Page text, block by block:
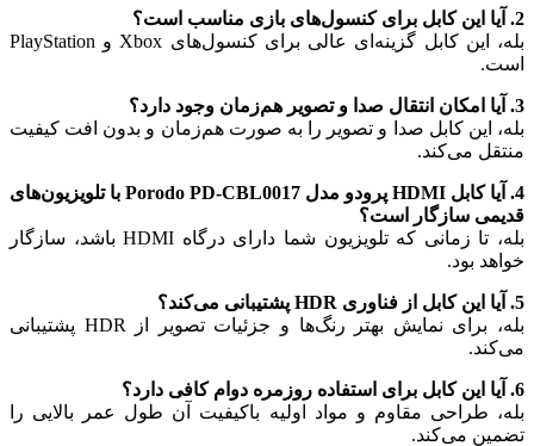
2. آیا این کابل برای کنسول‌های بازی مناسب است؟
بله، این کابل گزینه‌ای عالی برای کنسول‌های Xbox و PlayStation
است.
3. آیا امکان انتقال صدا و تصویر هم‌زمان وجود دارد؟
بله، این کابل صدا و تصویر را به صورت هم‌زمان و بدون افت کیفیت
منتقل می‌کند.
4. آیا کابل HDMI پرودو مدل Porodo PD-CBL0017 با تلویزیون‌های
قدیمی سازگار است؟
بله، تا زمانی که تلویزیون شما دارای درگاه HDMI باشد، سازگار
خواهد بود.
5. آیا این کابل از فناوری HDR پشتیبانی می‌کند؟
بله، برای نمایش بهتر رنگ‌ها و جزئیات تصویر از HDR پشتیبانی
می‌کند.
6. آیا این کابل برای استفاده روزمره دوام کافی دارد؟
بله، طراحی مقاوم و مواد اولیه باکیفیت آن طول عمر بالایی را
تضمین می‌کند.